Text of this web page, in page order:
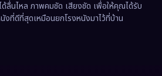
(57)
ลื่นไหล ภาพคมชัด เสียงชัด เพื่อให้คุณได้รับ
งที่ดีที่สุดเหมือนยกโรงหนังมาไว้ที่บ้าน